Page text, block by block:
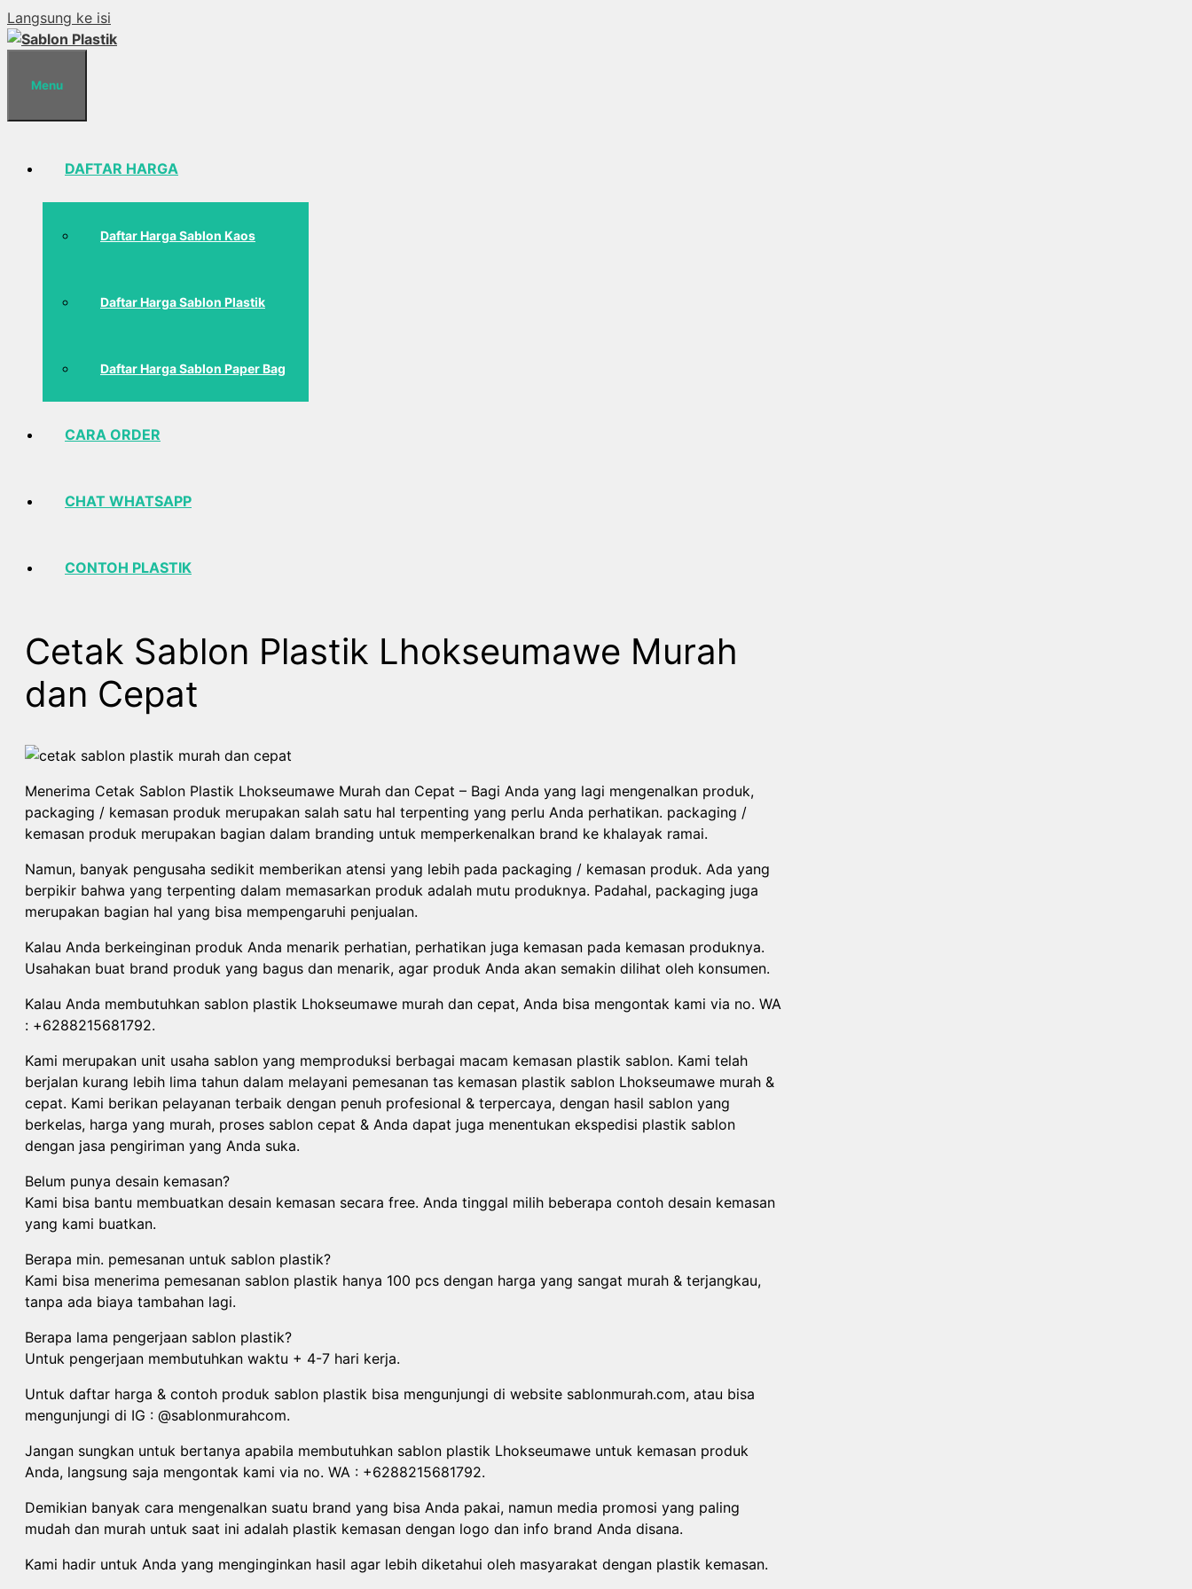
Langsung ke isi
Menu
DAFTAR HARGA
Daftar Harga Sablon Kaos
Daftar Harga Sablon Plastik
Daftar Harga Sablon Paper Bag
CARA ORDER
CHAT WHATSAPP
CONTOH PLASTIK
Cetak Sablon Plastik Lhokseumawe Murah
dan Cepat
Menerima Cetak Sablon Plastik Lhokseumawe Murah dan Cepat – Bagi Anda yang lagi mengenalkan produk,
packaging / kemasan produk merupakan salah satu hal terpenting yang perlu Anda perhatikan. packaging /
kemasan produk merupakan bagian dalam branding untuk memperkenalkan brand ke khalayak ramai.
Namun, banyak pengusaha sedikit memberikan atensi yang lebih pada packaging / kemasan produk. Ada yang
berpikir bahwa yang terpenting dalam memasarkan produk adalah mutu produknya. Padahal, packaging juga
merupakan bagian hal yang bisa mempengaruhi penjualan.
Kalau Anda berkeinginan produk Anda menarik perhatian, perhatikan juga kemasan pada kemasan produknya.
Usahakan buat brand produk yang bagus dan menarik, agar produk Anda akan semakin dilihat oleh konsumen.
Kalau Anda membutuhkan sablon plastik Lhokseumawe murah dan cepat, Anda bisa mengontak kami via no. WA
: +6288215681792.
Kami merupakan unit usaha sablon yang memproduksi berbagai macam kemasan plastik sablon. Kami telah
berjalan kurang lebih lima tahun dalam melayani pemesanan tas kemasan plastik sablon Lhokseumawe murah &
cepat. Kami berikan pelayanan terbaik dengan penuh profesional & terpercaya, dengan hasil sablon yang
berkelas, harga yang murah, proses sablon cepat & Anda dapat juga menentukan ekspedisi plastik sablon
dengan jasa pengiriman yang Anda suka.
Belum punya desain kemasan?
Kami bisa bantu membuatkan desain kemasan secara free. Anda tinggal milih beberapa contoh desain kemasan
yang kami buatkan.
Berapa min. pemesanan untuk sablon plastik?
Kami bisa menerima pemesanan sablon plastik hanya 100 pcs dengan harga yang sangat murah & terjangkau,
tanpa ada biaya tambahan lagi.
Berapa lama pengerjaan sablon plastik?
Untuk pengerjaan membutuhkan waktu + 4-7 hari kerja.
Untuk daftar harga & contoh produk sablon plastik bisa mengunjungi di website sablonmurah.com, atau bisa
mengunjungi di IG : @sablonmurahcom.
Jangan sungkan untuk bertanya apabila membutuhkan sablon plastik Lhokseumawe untuk kemasan produk
Anda, langsung saja mengontak kami via no. WA : +6288215681792.
Demikian banyak cara mengenalkan suatu brand yang bisa Anda pakai, namun media promosi yang paling
mudah dan murah untuk saat ini adalah plastik kemasan dengan logo dan info brand Anda disana.
Kami hadir untuk Anda yang menginginkan hasil agar lebih diketahui oleh masyarakat dengan plastik kemasan.